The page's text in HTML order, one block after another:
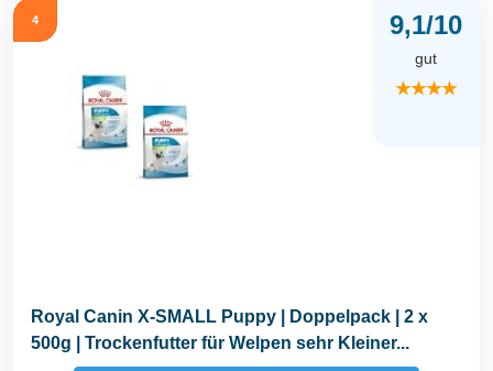
4 9,1/10
gut
★★★★
Royal Canin X-SMALL Puppy | Doppelpack | 2 x
500g | Trockenfutter für Welpen sehr Kleiner...